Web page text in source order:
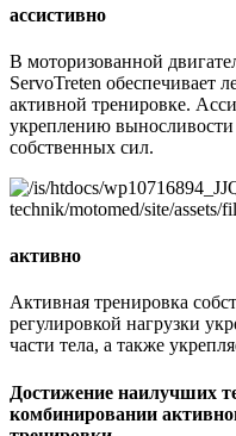
ассистивно
В моторизованной
ServoTreten обеспечивает
активной тренировке.
укреплению
собственных сил.
активно
Активная тренировка
регулировкой нагрузки
части тела, а также
Достижение наилучших
комбинировании